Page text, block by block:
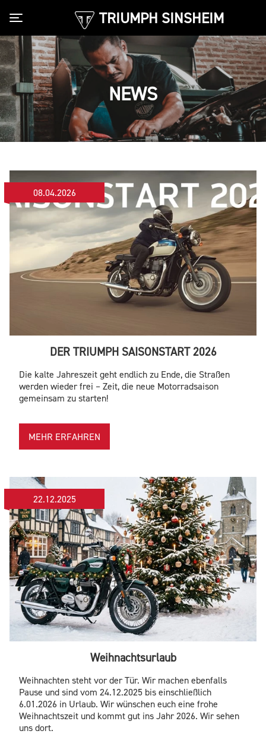
TRIUMPH SINSHEIM
Toggle navigation
NEWS
08.04.2026
DER TRIUMPH SAISONSTART 2026
Die kalte Jahreszeit geht endlich zu Ende, die Straßen
werden wieder frei – Zeit, die neue Motorradsaison
gemeinsam zu starten!
MEHR ERFAHREN
22.12.2025
Weihnachtsurlaub
Weihnachten steht vor der Tür. Wir machen ebenfalls
Pause und sind vom 24.12.2025 bis einschließlich
6.01.2026 in Urlaub. Wir wünschen euch eine frohe
Weihnachtszeit und kommt gut ins Jahr 2026. Wir sehen
uns dort.